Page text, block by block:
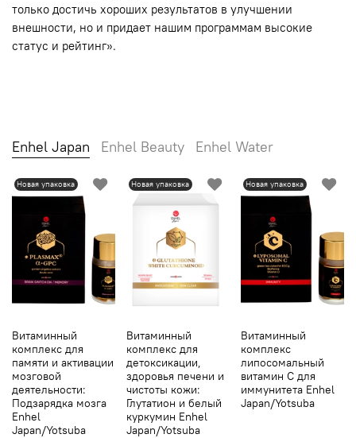
только достичь хороших результатов в улучшении
внешности, но и придает нашим программам высокие
статус и рейтинг».
Enhel Japan Enhel Beauty Enhel Water
Новая упаковка
Витаминный
комплекс для
памяти и активации
мозговой
деятельности:
Подзарядка мозга
Enhel
Japan/Yotsuba
Новая упаковка
Витаминный
комплекс для
детоксикации,
здоровья печени и
чистоты кожи:
Глутатион и белый
куркумин Enhel
Japan/Yotsuba
Новая упаковка
Витаминный
комплекс
липосомальный
витамин С для
иммунитета Enhel
Japan/Yotsuba